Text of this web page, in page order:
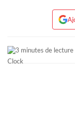
3 minutes de lecture